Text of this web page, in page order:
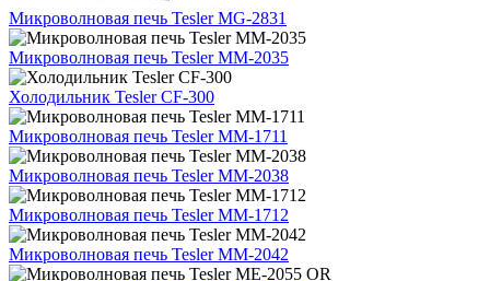
Микроволновая печь Tesler MG-2831
Микроволновая печь Tesler MM-2035
Холодильник Tesler CF-300
Микроволновая печь Tesler MM-1711
Микроволновая печь Tesler MM-2038
Микроволновая печь Tesler MM-1712
Микроволновая печь Tesler MM-2042